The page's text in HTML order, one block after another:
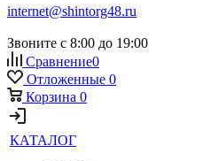
internet@shintorg48.ru
Звоните с 8:00 до 19:00
Сравнение0
Отложенные 0
Корзина 0
КАТАЛОГ